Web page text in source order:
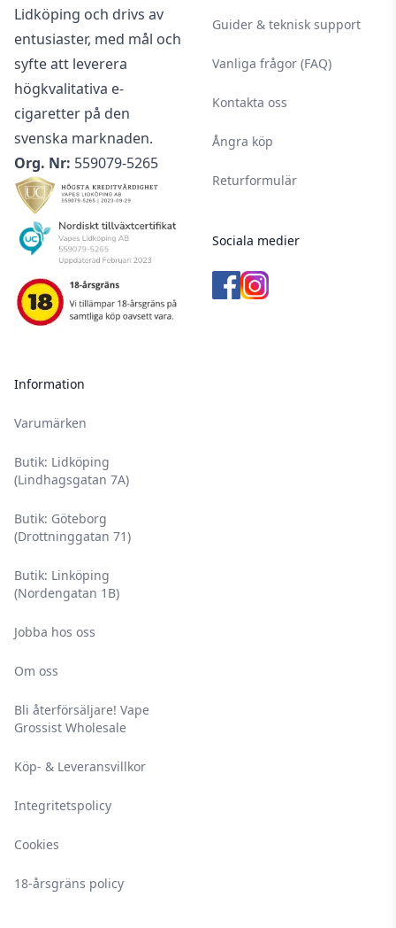
Lidköping och drivs av
entusiaster, med mål och
syfte att leverera
högkvalitativa e-
cigaretter på den
svenska marknaden.
Org. Nr: 559079-5265
Information
Varumärken
Butik: Lidköping
(Lindhagsgatan 7A)
Butik: Göteborg
(Drottninggatan 71)
Butik: Linköping
(Nordengatan 1B)
Jobba hos oss
Om oss
Bli återförsäljare! Vape
Grossist Wholesale
Köp- & Leveransvillkor
Integritetspolicy
Cookies
18-årsgräns policy
Guider & teknisk support
Vanliga frågor (FAQ)
Kontakta oss
Ångra köp
Returformulär
Sociala medier